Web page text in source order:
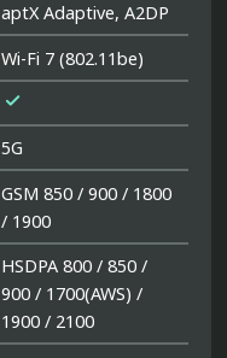
aptX Adaptive, A2DP
Wi-Fi 7 (802.11be)

5G
GSM 850 / 900 / 1800
/ 1900
HSDPA 800 / 850 /
900 / 1700(AWS) /
1900 / 2100